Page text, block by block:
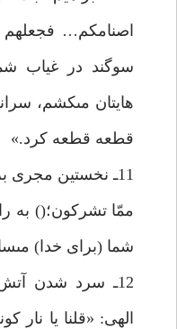
اصنامكم… فجعلهم
سوگند در غياب
هايتان مىكشم،
قطعه قطعه كرد.»
11ـ نخستين مجرى
ممّا تشركون؛() به
شما (براى خدا)
12ـ سرد شدن
الهى: «قلنا يا نار